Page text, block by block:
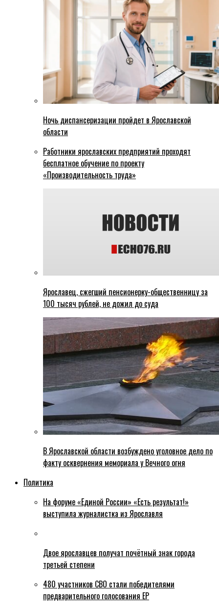
Ночь диспансеризации пройдет в Ярославской
области
Работники ярославских предприятий проходят
бесплатное обучение по проекту
«Производительность труда»
Ярославец, сжегший пенсионерку-общественницу за
100 тысяч рублей, не дожил до суда
В Ярославской области возбуждено уголовное дело по
факту осквернения мемориала у Вечного огня
Политика
На форуме «Единой России» «Есть результат!»
выступила журналистка из Ярославля
Двое ярославцев получат почётный знак города
третьей степени
480 участников СВО стали победителями
предварительного голосования ЕР